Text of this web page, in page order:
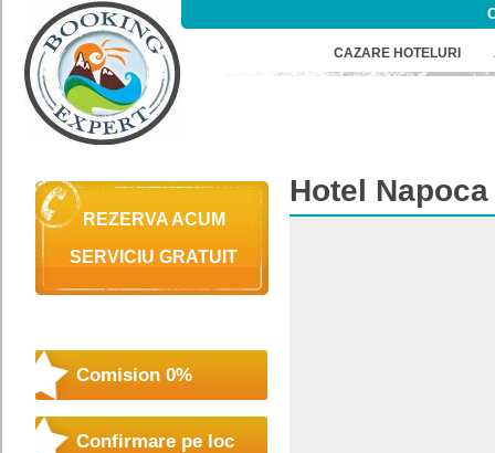
CAZARE HOTELURI
REZERVA ACUM
SERVICIU GRATUIT
Comision 0%
Confirmare pe loc
Hotel